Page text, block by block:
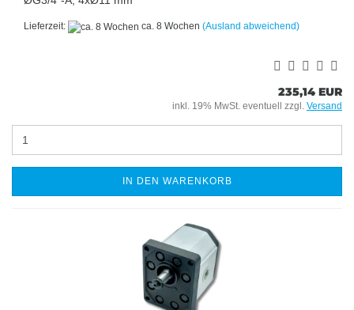
Lieferzeit: ca. 8 Wochen (Ausland abweichend)
235,14 EUR
inkl. 19% MwSt. eventuell zzgl. Versand
IN DEN WARENKORB